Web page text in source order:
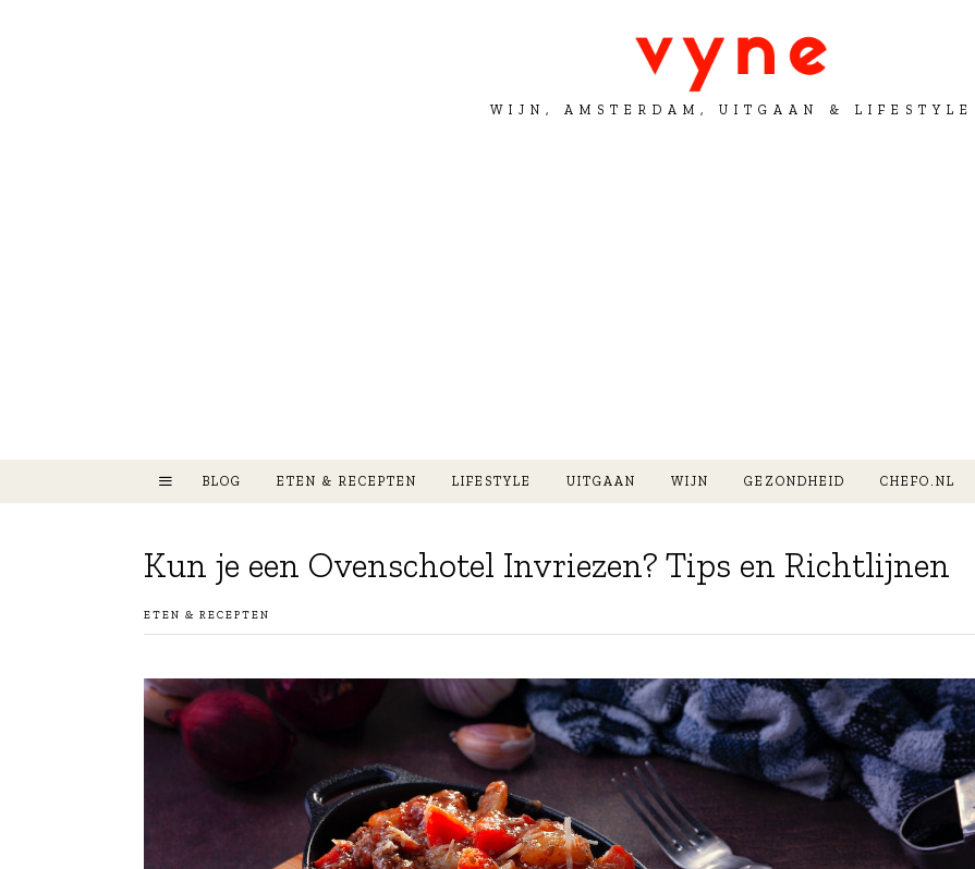
WIJN, AMSTERDAM, UITGAAN & LIFESTYLE
BLOG ETEN & RECEPTEN LIFESTYLE UITGAAN WIJN GEZONDHEID CHEFO.NL
Kun je een Ovenschotel Invriezen? Tips en Richtlijnen
ETEN & RECEPTEN